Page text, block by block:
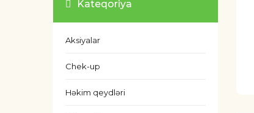
Kateqoriya
Aksiyalar
Chek-up
Həkim qeydləri